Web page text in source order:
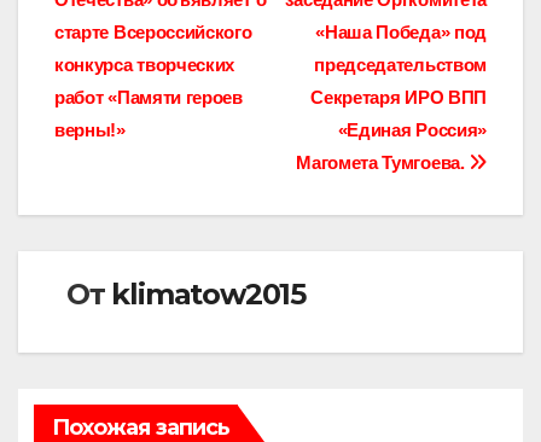
по
записям
«Наша Победа» под
председательством
Секретаря ИРО ВПП
«Единая Россия»
Магомета Тумгоева.
старте Всероссийского
конкурса творческих
работ «Памяти героев
верны!»
От klimatow2015
Похожая запись